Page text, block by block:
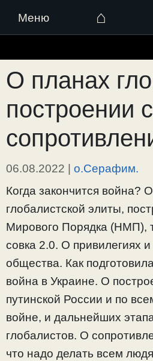
Меню ⌂
к
содержимому
О планах
построении
06.08.2022 | о.Серафим.
Когда закончится война?
глобалистской элиты,
Мирового Порядка (НМП),
совка 2.0. О привилегиях и
общества. Как
война в Украине. О
путинской России и по
войне, и дальнейших
глобалистов. О
что надо делать всем